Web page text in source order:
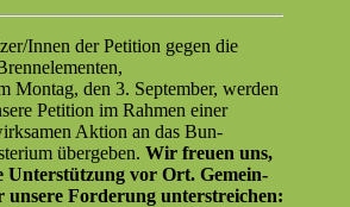
Innen der Peti­tion gegen die
Mon­tag, den 3. Sep­tem­ber, wer­den
Peti­tion im Rah­men ein­er
Aktion an das Bun­
übergeben. Wir freuen uns,
Unter­stützung vor Ort. Gemein­
unsere Forderung unter­stre­ichen: